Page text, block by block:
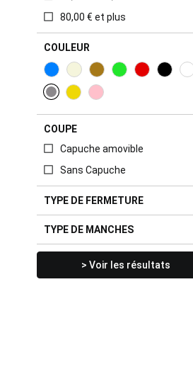
80,00 € et plus
COULEUR
COUPE
Capuche amovible
Sans Capuche
TYPE DE FERMETURE
TYPE DE MANCHES
> Voir les résultats